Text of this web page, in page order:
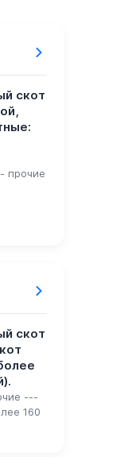
скот
прочие
скот
---
160